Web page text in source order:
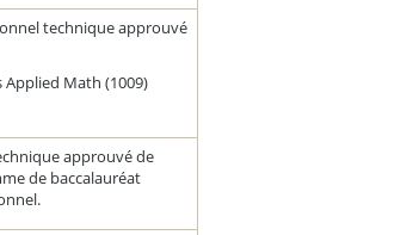
technique approuvé
Applied Math (1009)
approuvé de
de baccalauréat